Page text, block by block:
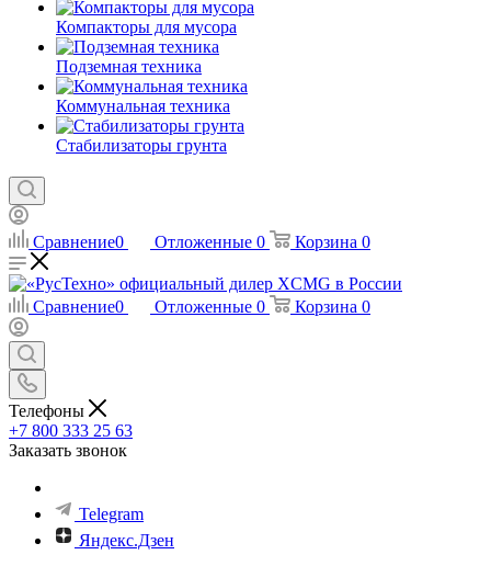
Компакторы для мусора
Подземная техника
Коммунальная техника
Стабилизаторы грунта
Сравнение0 Отложенные 0 Корзина 0
Сравнение0 Отложенные 0 Корзина 0
Телефоны
+7 800 333 25 63
Заказать звонок
Telegram
Яндекс.Дзен